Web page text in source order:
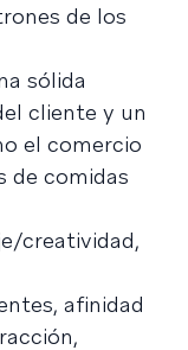
de los
sólida
cliente y un
el comercio
de comidas
creatividad,
afinidad